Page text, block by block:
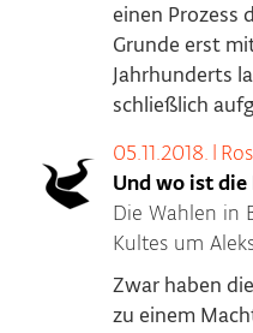
einen Prozess
Grunde erst
Jahrhunderts
schließlich
05.11.2018. |
Und wo ist
Die Wahlen in
Kultes um
Zwar haben
zu einem